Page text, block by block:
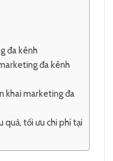
đa kênh
đa kênh
khai marketing đa
quả, tối ưu chi phí tại